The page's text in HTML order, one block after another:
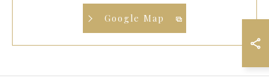
Google Map